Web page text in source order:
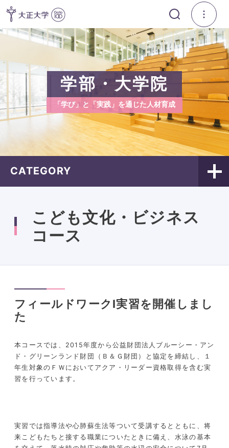
学部・大学院
「学び」と「実践」を通じた人材育成
CATEGORY
こども文化・ビジネス
コース
フィールドワークⅠ実習を開催しまし
た
本コースでは、2015年度から公益財団法人ブルーシー・アン
ド・グリーンランド財団（Ｂ＆Ｇ財団）と協定を締結し、１
年生対象のＦＷにおいてアクア・リーダー資格取得を含む実
習を行っています。
実習では指導法や心肺蘇生法等ついて受講するとともに、将
来こどもたちと接する職業についたときに備え、水泳の基本